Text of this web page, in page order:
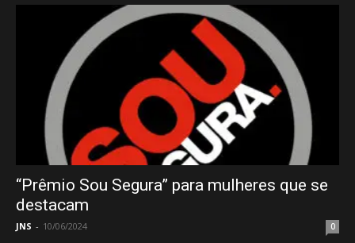
“Prêmio Sou Segura” para mulheres que se
destacam
JNS - 10/06/2024 0